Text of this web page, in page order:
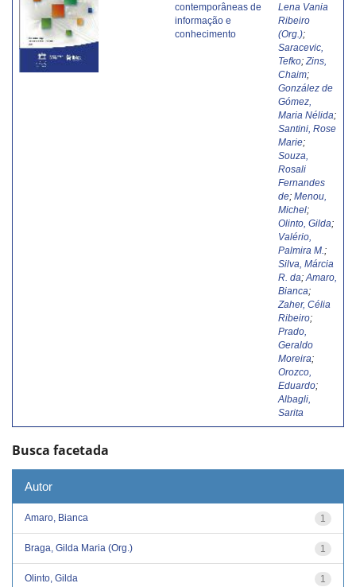
contemporâneas de
informação e
conhecimento
Lena Vania
Ribeiro
(Org.);
Saracevic,
Tefko; Zins,
Chaim;
González de
Gómez,
Maria Nélida;
Santini, Rose
Marie;
Souza,
Rosali
Fernandes
de; Menou,
Michel;
Olinto, Gilda;
Valério,
Palmira M. ;
Silva, Márcia
R. da; Amaro,
Bianca;
Zaher, Célia
Ribeiro;
Prado,
Geraldo
Moreira;
Orozco,
Eduardo;
Albagli,
Sarita
Busca facetada
Autor
1
Amaro, Bianca
1
Braga, Gilda Maria (Org.)
1
Olinto, Gilda